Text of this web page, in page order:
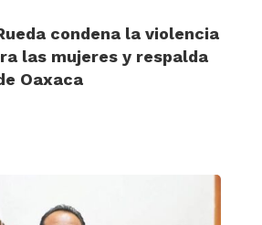
condena la violencia
las mujeres y respalda
Oaxaca